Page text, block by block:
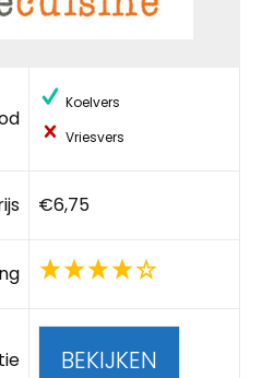
Koelvers
Vriesvers
€6,75
BEKIJKEN